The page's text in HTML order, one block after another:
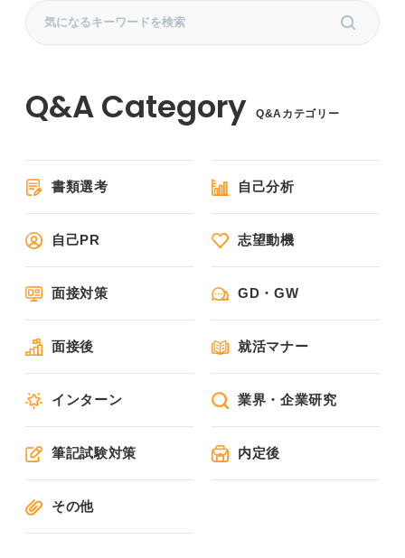
Q&Aカテゴリー
書類選考 自己分析
自己PR 志望動機
面接対策 GD・GW
面接後 就活マナー
インターン 業界・企業研究
筆記試験対策 内定後
その他